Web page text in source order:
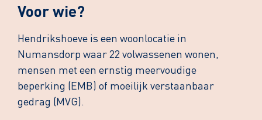
Voor wie?
Hendrikshoeve is een woonlocatie in
Numansdorp waar 22 volwassenen wonen,
mensen met een ernstig meervoudige
beperking (EMB) of moeilijk verstaanbaar
gedrag (MVG).